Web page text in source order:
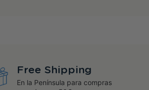
Free Shipping
En la Península para compras